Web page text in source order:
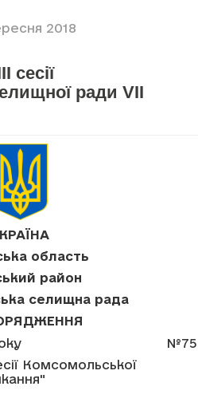
2018
сесії
ради VII
область
район
селищна рада
Комсомольської
№75